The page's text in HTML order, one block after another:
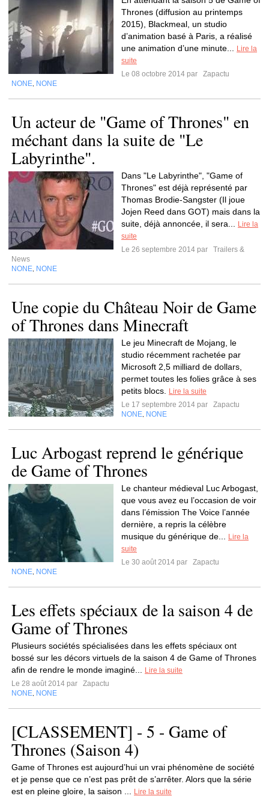
Thrones (diffusion au printemps
2015), Blackmeal, un studio
d’animation basé à Paris, a réalisé
une animation d’une minute...
Lire la
suite
Le 08 octobre 2014 par
Zapactu
NONE NONE
Un acteur de "Game of Thrones" en
méchant dans la suite de "Le
Labyrinthe".
Dans "Le Labyrinthe", "Game of
Thrones" est déjà représenté par
Thomas Brodie-Sangster (Il joue
Jojen Reed dans GOT) mais dans la
suite, déjà annoncée, il sera...
Lire la
suite
Le 26 septembre 2014 par
Trailers &
News
NONE NONE
Une copie du Château Noir de Game
of Thrones dans Minecraft
Le jeu Minecraft de Mojang, le
studio récemment rachetée par
Microsoft 2,5 milliard de dollars,
permet toutes les folies grâce à ses
petits blocs.
Lire la suite
Le 17 septembre 2014 par
Zapactu
NONE NONE
Luc Arbogast reprend le générique
de Game of Thrones
Le chanteur médieval Luc Arbogast,
que vous avez eu l’occasion de voir
dans l’émission The Voice l’année
dernière, a repris la célèbre
musique du générique de...
Lire la
suite
Le 30 août 2014 par
Zapactu
NONE NONE
Les effets spéciaux de la saison 4 de
Game of Thrones
Plusieurs sociétés spécialisées dans les effets spéciaux ont
bossé sur les décors virtuels de la saison 4 de Game of Thrones
afin de rendre le monde imaginé...
Lire la suite
Le 28 août 2014 par
Zapactu
NONE NONE
[CLASSEMENT] - 5 - Game of
Thrones (Saison 4)
Game of Thrones est aujourd’hui un vrai phénomène de société
et je pense que ce n’est pas prêt de s’arrêter. Alors que la série
est en pleine gloire, la saison ...
Lire la suite